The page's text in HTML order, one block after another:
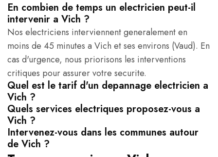
En combien de temps un electricien peut-il
intervenir a Vich ?
Nos electriciens interviennent generalement en
moins de 45 minutes a Vich et ses environs (Vaud). En
cas d'urgence, nous priorisons les interventions
critiques pour assurer votre securite.
Quel est le tarif d'un depannage electricien a
Vich ?
Quels services electriques proposez-vous a
Vich ?
Intervenez-vous dans les communes autour
de Vich ?